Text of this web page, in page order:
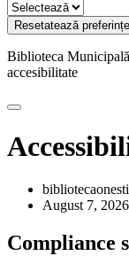
Resetatează preferințe
Biblioteca
accesibilitate
August 7, 2026
Compliance